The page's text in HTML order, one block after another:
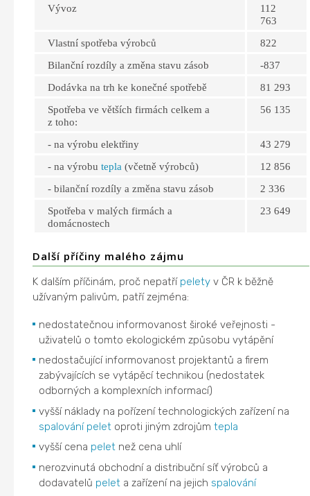
Vývoz
112
763
Vlastní spotřeba výrobců
822
Bilanční rozdíly a změna stavu zásob
-837
Dodávka na trh ke konečné spotřebě
81 293
Spotřeba ve větších firmách celkem a
z toho:
56 135
- na výrobu elektřiny
43 279
- na výrobutepla (včetně výrobců)
12 856
- bilanční rozdíly a změna stavu zásob
2 336
Spotřeba v malých firmách a
domácnostech
23 649
Další příčiny malého zájmu
K dalším příčinám, proč nepatří pelety v ČR k běžně
užívaným palivům, patří zejména:
nedostatečnou informovanost široké veřejnosti -
uživatelů o tomto ekologickém způsobu vytápění
nedostačující informovanost projektantů a firem
zabývajících se vytápěcí technikou (nedostatek
odborných a komplexních informací)
vyšší náklady na pořízení technologických zařízení na
spalování pelet oproti jiným zdrojůmtepla
vyšší cena pelet než cena uhlí
nerozvinutá obchodní a distribuční síť výrobců a
dodavatelů pelet a zařízení na jejich spalování